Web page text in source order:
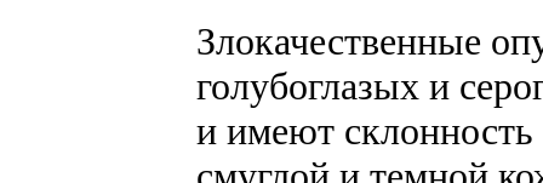
Злокачественные
голубоглазых и
и имеют